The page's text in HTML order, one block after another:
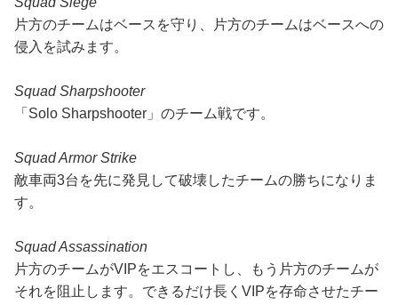
片方のチームはベースを守り、片方のチームはベースへの
侵入を試みます。
Squad Sharpshooter
「Solo Sharpshooter」のチーム戦です。
Squad Armor Strike
敵車両3台を先に発見して破壊したチームの勝ちになりま
す。
Squad Assassination
片方のチームがVIPをエスコートし、もう片方のチームが
それを阻止します。できるだけ長くVIPを存命させたチー